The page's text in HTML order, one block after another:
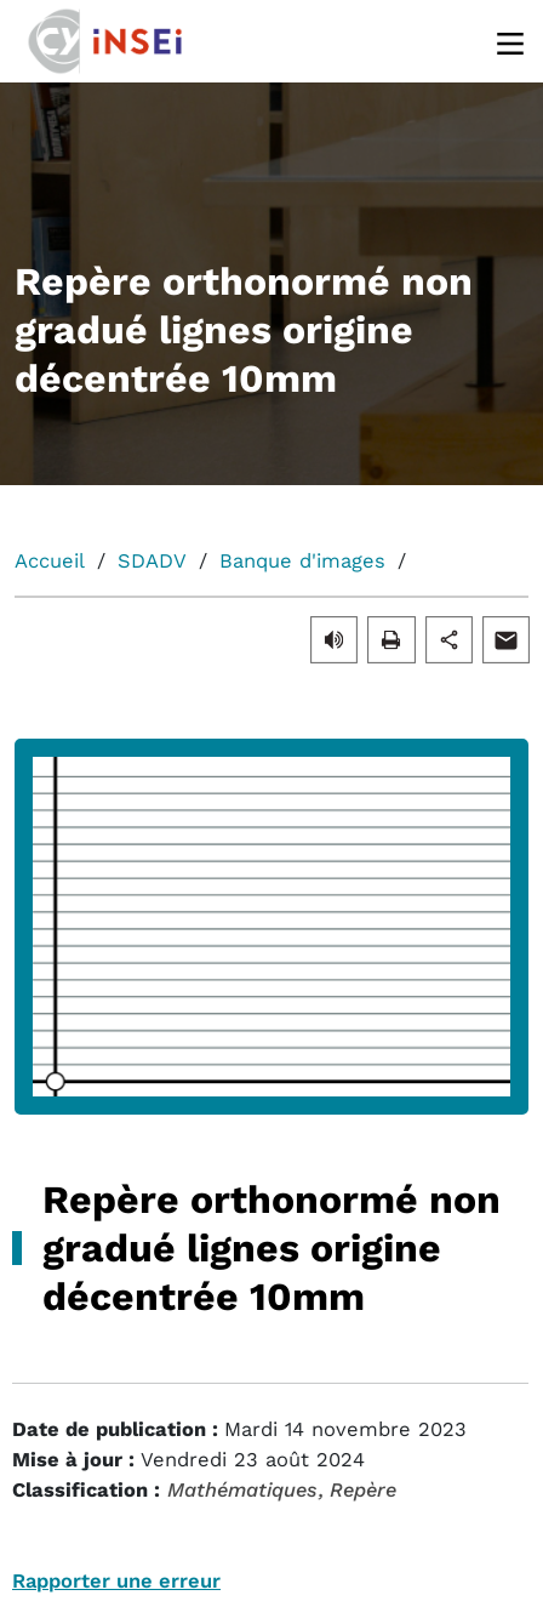
Repère orthonormé non
gradué lignes origine
décentrée 10mm
Accueil SDADV Banque d'images
Repère orthonormé non
gradué lignes origine
décentrée 10mm
Date de publication : Mardi 14 novembre 2023
Mise à jour : Vendredi 23 août 2024
Classification : Mathématiques, Repère
Rapporter une erreur